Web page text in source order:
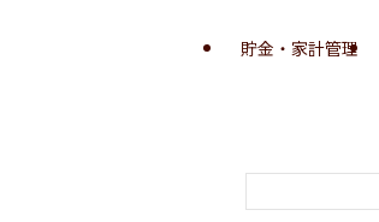
貯金・家計管理